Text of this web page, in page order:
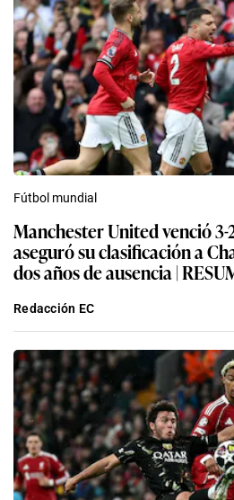
Fútbol mundial
Manchester United venció
aseguró su clasificación a
dos años de ausencia |
Redacción EC